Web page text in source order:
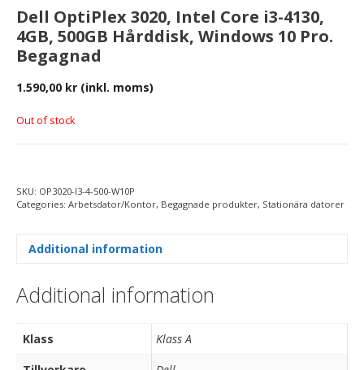
Dell OptiPlex 3020, Intel Core i3-4130,
4GB, 500GB Hårddisk, Windows 10 Pro.
Begagnad
1.590,00 kr (inkl. moms)
Out of stock
SKU: OP3020-I3-4-500-W10P
Categories: Arbetsdator/Kontor, Begagnade produkter, Stationära datorer
Additional information
Additional information
Klass
Klass A